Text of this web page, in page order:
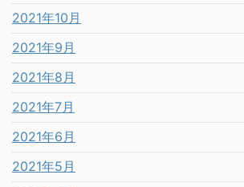
2021年10月
2021年9月
2021年8月
2021年7月
2021年6月
2021年5月